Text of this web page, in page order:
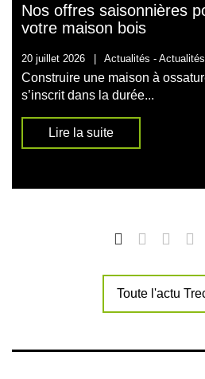
Nos offres saisonnières
votre maison bois
20 juillet 2026 | Actualités -
Construire une maison à
s’inscrit dans la durée...
Lire la suite
Toute l'actu